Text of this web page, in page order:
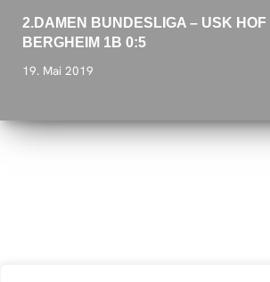
2.DAMEN BUNDESLIGA – USK HOF
BERGHEIM 1B 0:5
19. Mai 2019